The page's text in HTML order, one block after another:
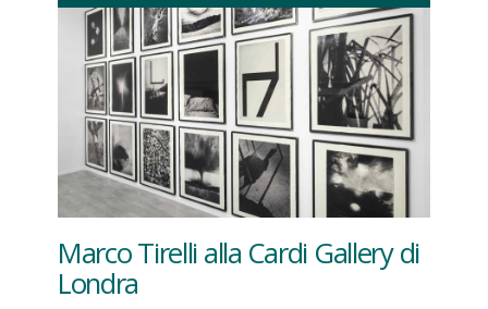
Marco Tirelli alla Cardi Gallery di
Londra